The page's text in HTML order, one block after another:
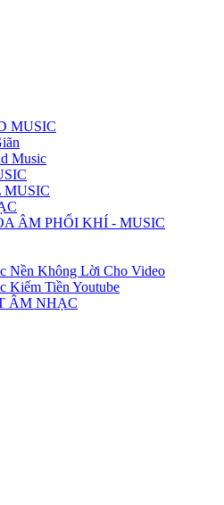
MUSIC
Music
ÂM PHỐI KHÍ - MUSIC
Nền Không Lời Cho Video
Kiếm Tiền Youtube
ÂM NHẠC